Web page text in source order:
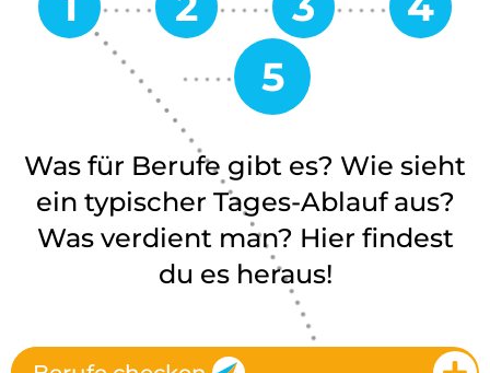
Was für Berufe gibt es? Wie sieht
ein typischer Tages-Ablauf aus?
Was verdient man? Hier findest
du es heraus!